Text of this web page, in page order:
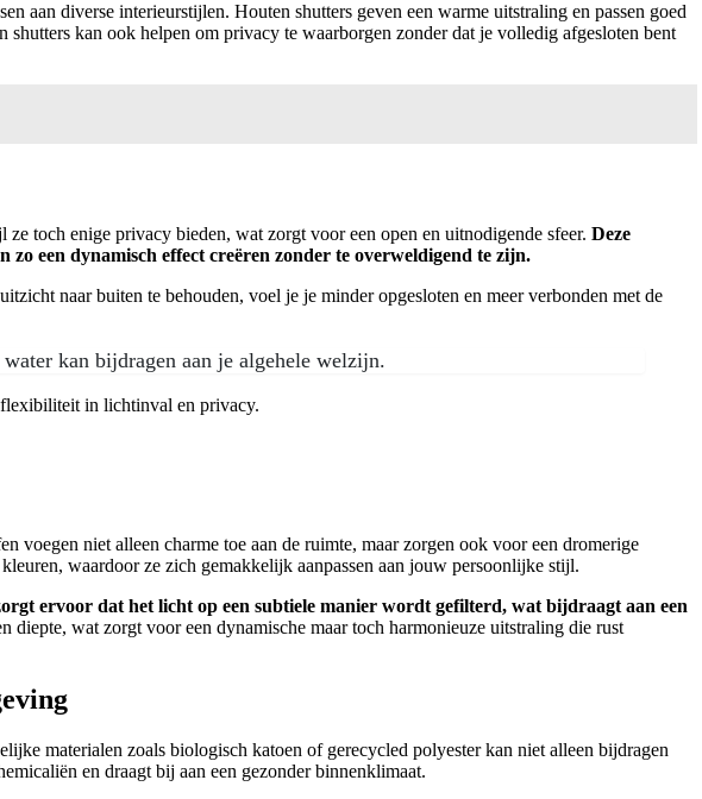
aan diverse interieurstijlen. Houten shutters geven een warme uitstraling en passen goed
kan ook helpen om privacy te waarborgen zonder dat je volledig afgesloten bent
toch enige privacy bieden, wat zorgt voor een open en uitnodigende sfeer. Deze
een dynamisch effect creëren zonder te overweldigend te zijn.
naar buiten te behouden, voel je je minder opgesloten en meer verbonden met de
kan bijdragen aan je algehele welzijn.
flexibiliteit in lichtinval en privacy.
voegen niet alleen charme toe aan de ruimte, maar zorgen ook voor een dromerige
waardoor ze zich gemakkelijk aanpassen aan jouw persoonlijke stijl.
ervoor dat het licht op een subtiele manier wordt gefilterd, wat bijdraagt aan een
wat zorgt voor een dynamische maar toch harmonieuze uitstraling die rust
materialen zoals biologisch katoen of gerecycled polyester kan niet alleen bijdragen
en draagt bij aan een gezonder binnenklimaat.